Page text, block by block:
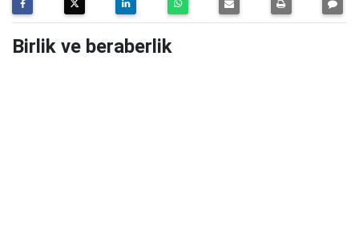
Birlik ve beraberlik